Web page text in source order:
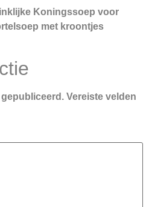
Koningssoep voor
met kroontjes
Vereiste velden